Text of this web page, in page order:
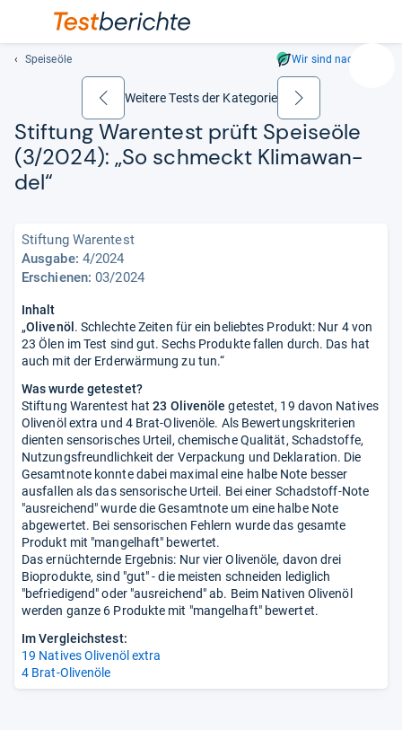
drei
mit
den
Speiseöle Wir sind nachhaltig
Stif­tung Waren­test prüft Spei­se­öle
(3/2024): „So schmeckt Kli­ma­wan­
del“
zurück Weitere Tests der Kategorie weiter
Stiftung Warentest
Ausgabe: 4/2024
Erschienen: 03/2024
Inhalt
„Olivenöl . Schlechte Zeiten für ein beliebtes Produkt: Nur 4 von
23 Ölen im Test sind gut. Sechs Produkte fallen durch. Das hat
auch mit der Erderwärmung zu tun.“
Was wurde getestet?
Stiftung Warentest hat23 Olivenöle getestet, 19 davon Natives
Olivenöl extra und 4 Brat-Olivenöle. Als Bewertungskriterien
dienten sensorisches Urteil, chemische Qualität, Schadstoffe,
Nutzungsfreundlichkeit der Verpackung und Deklaration. Die
Gesamtnote konnte dabei maximal eine halbe Note besser
ausfallen als das sensorische Urteil. Bei einer Schadstoff-Note
"ausreichend" wurde die Gesamtnote um eine halbe Note
abgewertet. Bei sensorischen Fehlern wurde das gesamte
Produkt mit "mangelhaft" bewertet.
Das ernüchternde Ergebnis: Nur vier Olivenöle, davon drei
Bioprodukte, sind "gut" - die meisten schneiden lediglich
"befriedigend" oder "ausreichend" ab. Beim Nativen Olivenöl
werden ganze 6 Produkte mit "mangelhaft" bewertet.
Im Vergleichstest:
19 Natives Olivenöl extra
4 Brat-Olivenöle